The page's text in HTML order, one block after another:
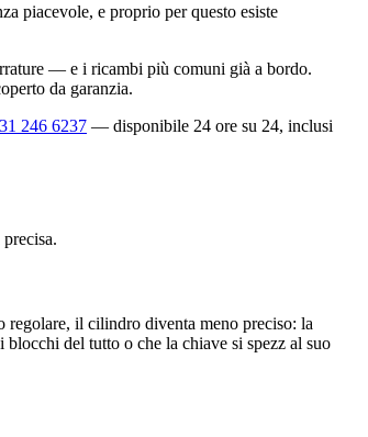
piacevole, e proprio per questo esiste
— e i ricambi più comuni già a bordo.
da garanzia.
246 6237 — disponibile 24 ore su 24, inclusi
il cilindro diventa meno preciso: la
del tutto o che la chiave si spezz al suo